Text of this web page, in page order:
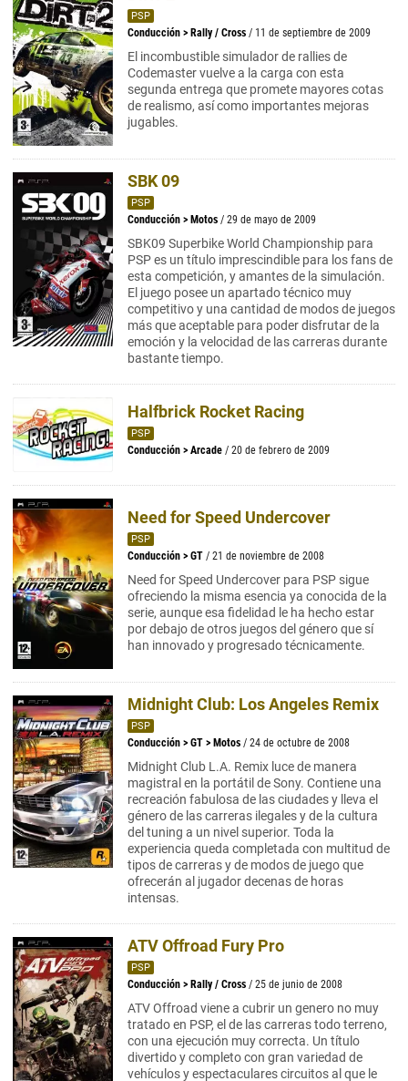
PSP
Conducción > Rally / Cross / 11 de septiembre de 2009
El incombustible simulador de rallies de
Codemaster vuelve a la carga con esta
segunda entrega que promete mayores cotas
de realismo, así como importantes mejoras
jugables.
SBK 09
PSP
Conducción > Motos / 29 de mayo de 2009
SBK09 Superbike World Championship para
PSP es un título imprescindible para los fans de
esta competición, y amantes de la simulación.
El juego posee un apartado técnico muy
competitivo y una cantidad de modos de juegos
más que aceptable para poder disfrutar de la
emoción y la velocidad de las carreras durante
bastante tiempo.
Halfbrick Rocket Racing
PSP
Conducción > Arcade / 20 de febrero de 2009
Need for Speed Undercover
PSP
Conducción > GT / 21 de noviembre de 2008
Need for Speed Undercover para PSP sigue
ofreciendo la misma esencia ya conocida de la
serie, aunque esa fidelidad le ha hecho estar
por debajo de otros juegos del género que sí
han innovado y progresado técnicamente.
Midnight Club: Los Angeles Remix
PSP
Conducción > GT > Motos / 24 de octubre de 2008
Midnight Club L.A. Remix luce de manera
magistral en la portátil de Sony. Contiene una
recreación fabulosa de las ciudades y lleva el
género de las carreras ilegales y de la cultura
del tuning a un nivel superior. Toda la
experiencia queda completada con multitud de
tipos de carreras y de modos de juego que
ofrecerán al jugador decenas de horas
intensas.
ATV Offroad Fury Pro
PSP
Conducción > Rally / Cross / 25 de junio de 2008
ATV Offroad viene a cubrir un genero no muy
tratado en PSP, el de las carreras todo terreno,
con una ejecución muy correcta. Un título
divertido y completo con gran variedad de
vehículos y espectaculares circuitos al que le